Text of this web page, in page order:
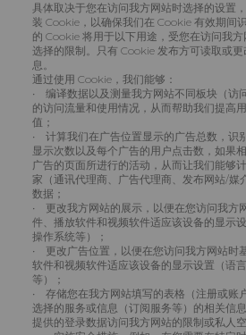
具体取决于您在访问我方网站时选择的设置
装 Cookie，以确保我们在 Cookie 有效期间
的 Cookie 将用于以下用途，受您在访问我
选择的限制。只有 Cookie 发布方可读取或
息。
通过使用 Cookie，我们能够：
• 编译数据以及测量我方网站不同板块（访
的访问流量和使用情况，从而帮助我们提高
值；
• 计算我们在广告位置显示的广告总数，识
显示次数以及每个广告的用户点击数，如果
广告的页面所进行的活动，从而让我们能够
家（通讯代理商、广告代理商、发布网站/媒
数据；
• 更改我方网站的展示，以便在您访问我方
件、播放软件和视频软件适应该设备的显示
操作系统等）；
• 更改广告位置，以便在您访问我方网站时
软件和视频软件适应该设备的显示设置（语
等）；
• 存储您在我方网站填写的表格（注册或账
选择的服务或信息（订阅服务等）的相关信
提供的登录数据访问我方网站的限制或私人